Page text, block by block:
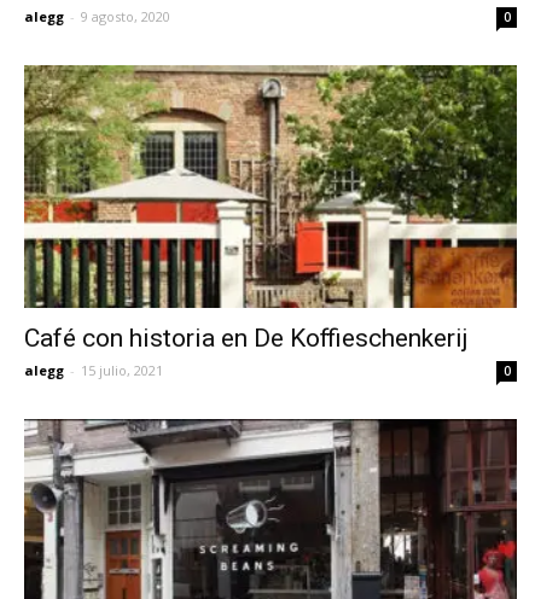
alegg - 9 agosto, 2020 0
Café con historia en De Koffieschenkerij
alegg - 15 julio, 2021 0